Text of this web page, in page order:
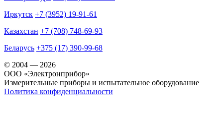
Иркутск +7 (3952) 19-91-61
Казахстан +7 (708) 748-69-93
Беларусь +375 (17) 390-99-68
© 2004 — 2026
OOO «Электронприбор»
Измерительные приборы и испытательное оборудование
Политика конфиденциальности